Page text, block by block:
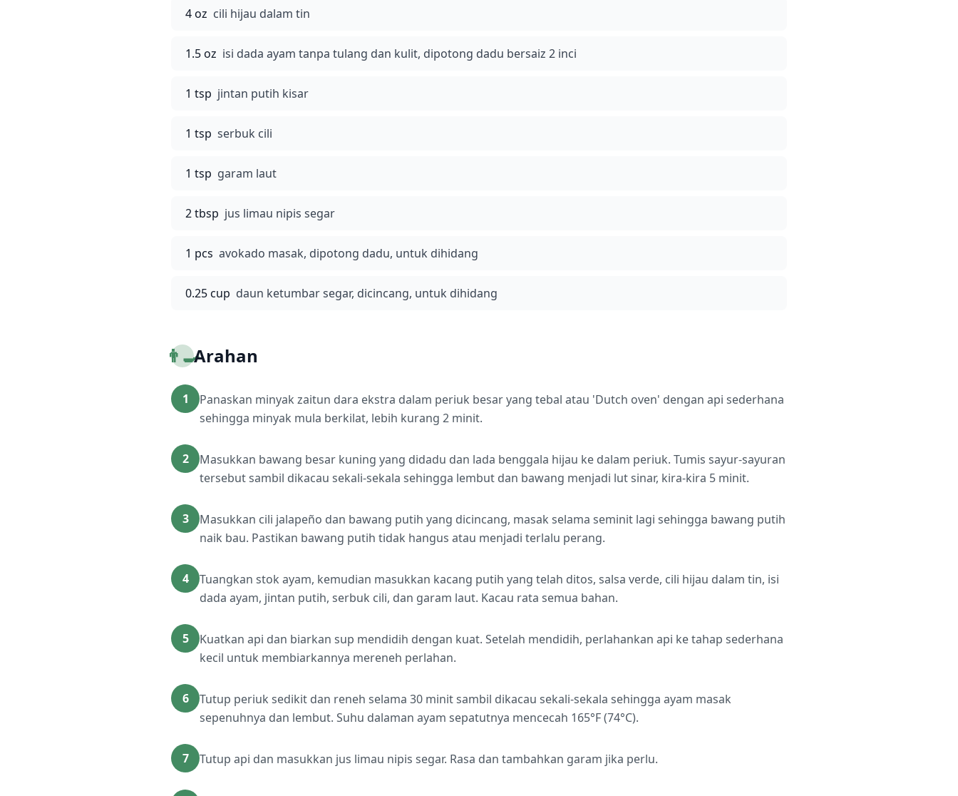
4 oz cili hijau dalam tin
1.5 oz isi dada ayam tanpa tulang dan kulit, dipotong dadu bersaiz 2 inci
1 tsp jintan putih kisar
1 tsp serbuk cili
1 tsp garam laut
2 tbsp jus limau nipis segar
1 pcs avokado masak, dipotong dadu, untuk dihidang
0.25 cup daun ketumbar segar, dicincang, untuk dihidang
👨‍🍳Arahan
1
Panaskan minyak zaitun dara ekstra dalam periuk besar yang tebal atau 'Dutch oven' dengan api sederhana
sehingga minyak mula berkilat, lebih kurang 2 minit.
2
Masukkan bawang besar kuning yang didadu dan lada benggala hijau ke dalam periuk. Tumis sayur-sayuran
tersebut sambil dikacau sekali-sekala sehingga lembut dan bawang menjadi lut sinar, kira-kira 5 minit.
3
Masukkan cili jalapeño dan bawang putih yang dicincang, masak selama seminit lagi sehingga bawang putih
naik bau. Pastikan bawang putih tidak hangus atau menjadi terlalu perang.
4
Tuangkan stok ayam, kemudian masukkan kacang putih yang telah ditos, salsa verde, cili hijau dalam tin, isi
dada ayam, jintan putih, serbuk cili, dan garam laut. Kacau rata semua bahan.
5
Kuatkan api dan biarkan sup mendidih dengan kuat. Setelah mendidih, perlahankan api ke tahap sederhana
kecil untuk membiarkannya mereneh perlahan.
6
Tutup periuk sedikit dan reneh selama 30 minit sambil dikacau sekali-sekala sehingga ayam masak
sepenuhnya dan lembut. Suhu dalaman ayam sepatutnya mencecah 165°F (74°C).
7 Tutup api dan masukkan jus limau nipis segar. Rasa dan tambahkan garam jika perlu.